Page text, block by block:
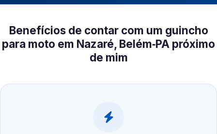
Benefícios de contar com um guincho
para moto em Nazaré, Belém‑PA próximo
de mim